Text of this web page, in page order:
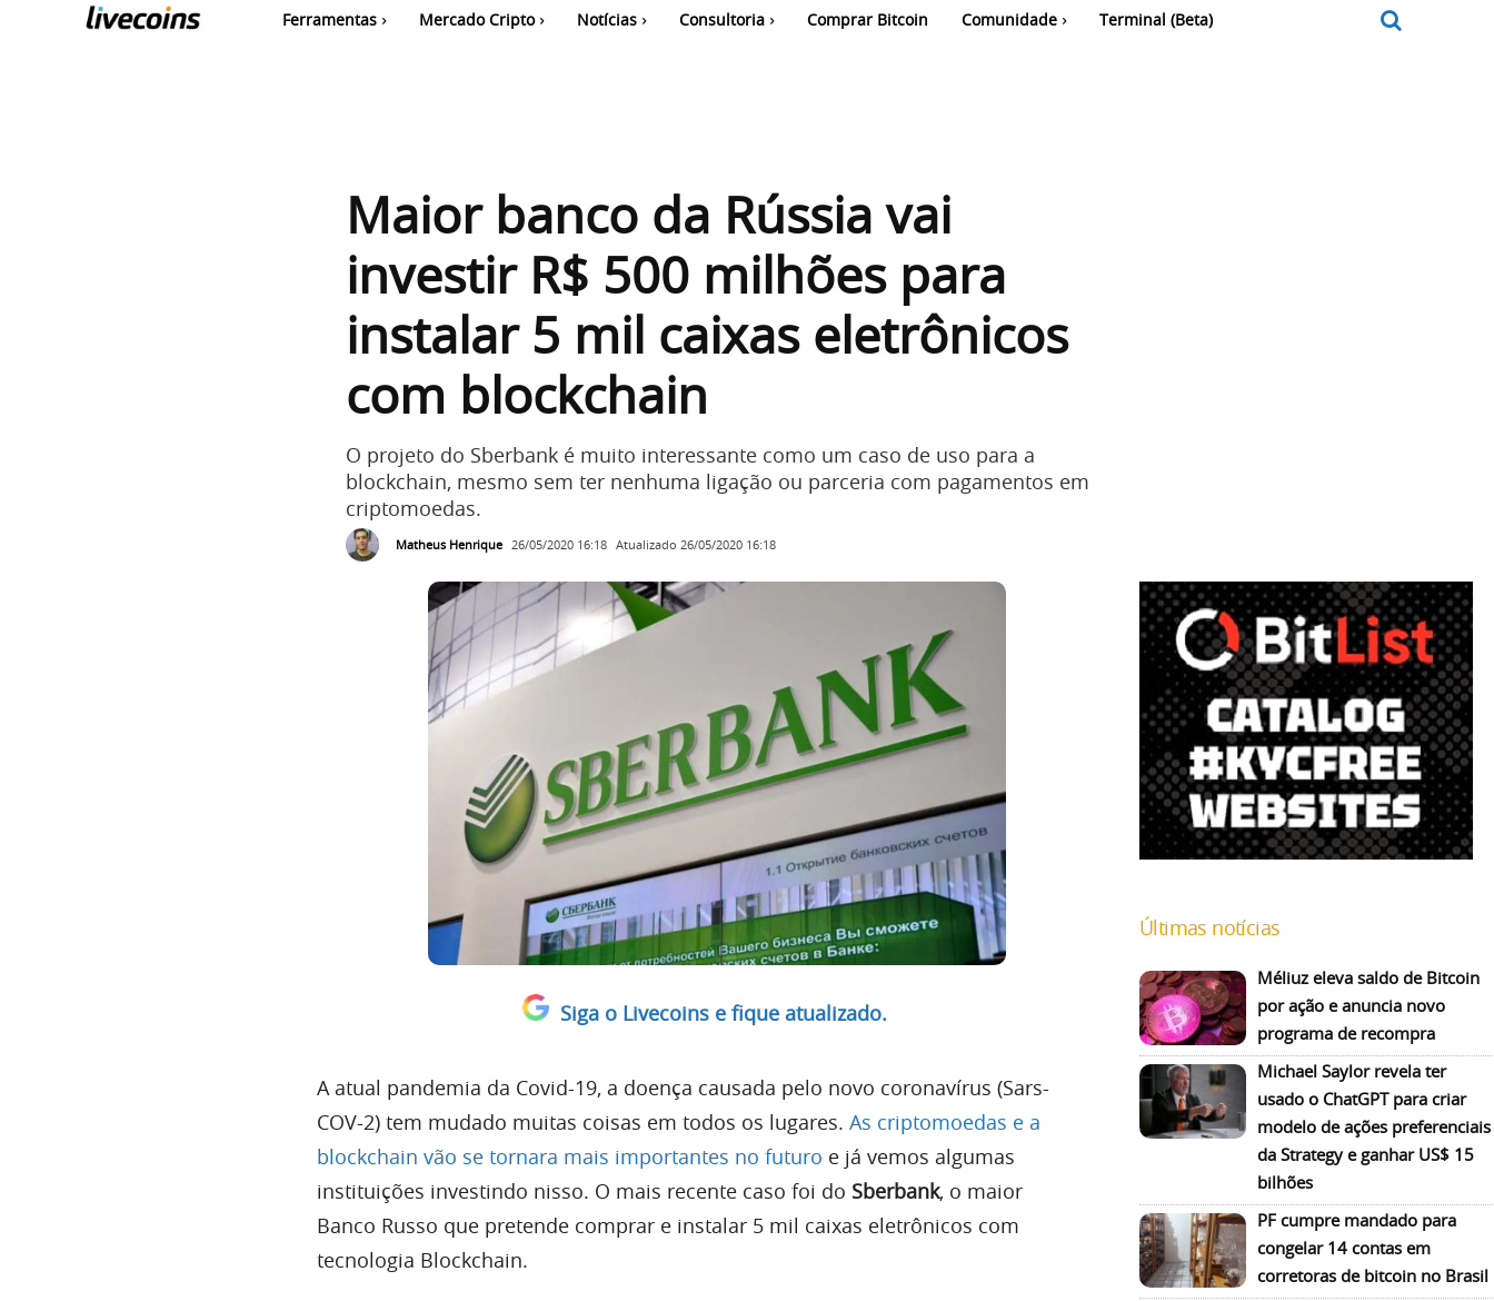
Ferramentas Mercado Cripto Notícias Consultoria Comprar Bitcoin Comunidade Terminal (Beta)
Maior banco da Rússia vai
investir R$ 500 milhões para
instalar 5 mil caixas eletrônicos
com blockchain
O projeto do Sberbank é muito interessante como um caso de uso para a
blockchain, mesmo sem ter nenhuma ligação ou parceria com pagamentos em
criptomoedas.
Matheus Henrique 26/05/2020 16:18 Atualizado 26/05/2020 16:18
Siga o Livecoins e fique atualizado.
A atual pandemia da Covid-19, a doença causada pelo novo coronavírus (Sars-
COV-2) tem mudado muitas coisas em todos os lugares. As criptomoedas e a
blockchain vão se tornara mais importantes no futuro e já vemos algumas
instituições investindo nisso. O mais recente caso foi do Sberbank, o maior
Banco Russo que pretende comprar e instalar 5 mil caixas eletrônicos com
tecnologia Blockchain.
Últimas notícias
Méliuz eleva saldo de Bitcoin
por ação e anuncia novo
programa de recompra
Michael Saylor revela ter
usado o ChatGPT para criar
modelo de ações preferenciais
da Strategy e ganhar US$ 15
bilhões
PF cumpre mandado para
congelar 14 contas em
corretoras de bitcoin no Brasil